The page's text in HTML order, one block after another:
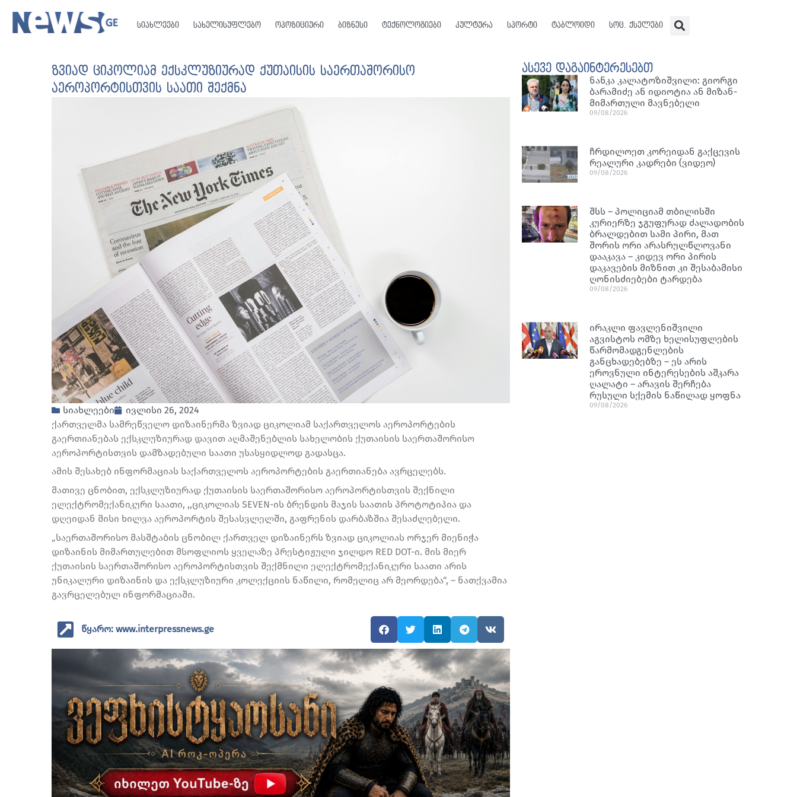
სიახლეები სახელისუფლებო ოპოზიციური ბიზნესი ტექნოლოგიები კულტურა სპორტი ტაბლოიდი სოც. ქსელები
ზვიად ციკოლიამ ექსკლუზიურად ქუთაისის საერთაშორისო
აეროპორტისთვის საათი შექმნა
სიახლეები
ივლისი 26, 2024
ქართველმა სამრეწველო დიზაინერმა ზვიად ციკოლიამ საქართველოს აეროპორტების
გაერთიანებას ექსკლუზიურად დავით აღმაშენებლის სახელობის ქუთაისის საერთაშორისო
აეროპორტისთვის დამზადებული საათი უსასყიდლოდ გადასცა.
ამის შესახებ ინფორმაციას საქართველოს აეროპორტების გაერთიანება ავრცელებს.
მათივე ცნობით, ექსკლუზიურად ქუთაისის საერთაშორისო აეროპორტისთვის შექნილი
ელექტრომექანიკური საათი, ,,ციკოლიას SEVEN-ის ბრენდის მაჯის საათის პროტოტიპია და
დღეიდან მისი ხილვა აეროპორტის შესასვლელში, გაფრენის დარბაზშია შესაძლებელი.
„საერთაშორისო მასშტაბის ცნობილ ქართველ დიზაინერს ზვიად ციკოლიას ორჯერ მიენიჭა
დიზაინის მიმართულებით მსოფლიოს ყველაზე პრესტიჟული ჯილდო RED DOT-ი. მის მიერ
ქუთაისის საერთაშორისო აეროპორტისთვის შექმნილი ელექტრომექანიკური საათი არის
უნიკალური დიზაინის და ექსკლუზიური კოლექციის ნაწილი, რომელიც არ მეორდება“, – ნათქვამია
გავრცელებულ ინფორმაციაში.
წყარო: www.interpressnews.ge
ასევე დაგაინტერესებთ
ნან­კა კა­ლა­ტო­ზიშ­ვი­ლი: გი­ორ­გი
ბა­რა­მი­ძე ან იდი­ო­ტია ან მი­ზან­
მი­მარ­თუ­ლი მავ­ნე­ბე­ლი
09/08/2026
ჩრდილოეთ კორეიდან გაქცევის
რეალური კადრები (ვიდეო)
09/08/2026
შსს – პოლიციამ თბილისში
კურიერზე ჯგუფურად ძალადობის
ბრალდებით სამი პირი, მათ
შორის ორი არასრულწლოვანი
დააკავა – კიდევ ორი პირის
დაკავების მიზნით კი შესაბამისი
ღონისძიებები ტარდება
09/08/2026
ირაკლი ფავლენიშვილი
აგვისტოს ომზე ხელისუფლების
წარმომადგენლების
განცხადებებზე – ეს არის
ეროვნული ინტერესების აშკარა
ღალატი – არავის შერჩება
რუსული სქემის ნაწილად ყოფნა
09/08/2026